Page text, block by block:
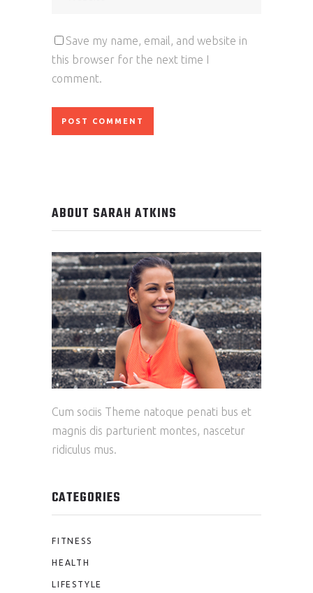
Save my name, email, and website in
this browser for the next time I
comment.
ABOUT SARAH ATKINS
Cum sociis Theme natoque penati bus et
magnis dis parturient montes, nascetur
ridiculus mus.
CATEGORIES
FITNESS
HEALTH
LIFESTYLE